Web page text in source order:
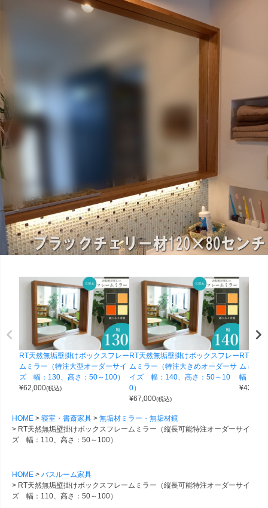
RT天然無垢壁掛けボックスフレー
ムミラー（特注大型オーダーサイ
ズ 幅：130、高さ：50～100）
¥62,000(税込)
RT天然無垢壁掛けボックスフレー
ムミラー（特注大きめオーダーサ
イズ 幅：140、高さ：50～10
0）
¥67,000(税込)
RT天然
ムミラ
幅：70
¥43,000
HOME 寝室・書斎家具
無垢材ミラー・無垢材鏡
RT天然無垢壁掛けボックスフレームミラー（縦長可能特注オーダーサイ
ズ 幅：110、高さ：50～100）
HOME
バスルーム家具
RT天然無垢壁掛けボックスフレームミラー（縦長可能特注オーダーサイ
ズ 幅：110、高さ：50～100）